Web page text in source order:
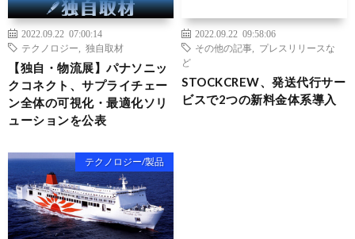
2022.09.22 07:00:14
テクノロジー
独自取材
【独自・物流展】パナソニッ
クコネクト、サプライチェー
ン全体の可視化・最適化ソリ
ューションを公表
2022.09.22 09:58:06
その他の記事
プレスリリースな
ど
STOCKCREW、発送代行サー
ビスで2つの新料金体系導入
テクノロジー/製品